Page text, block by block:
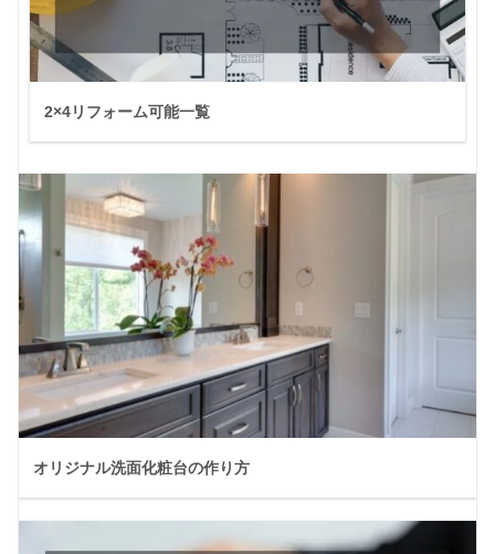
2×4リフォーム可能一覧
オリジナル洗面化粧台の作り方